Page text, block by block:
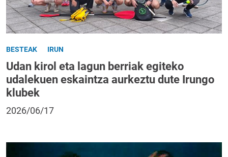
BESTEAK IRUN
Udan kirol eta lagun berriak egiteko
udalekuen eskaintza aurkeztu dute Irungo
klubek
2026/06/17